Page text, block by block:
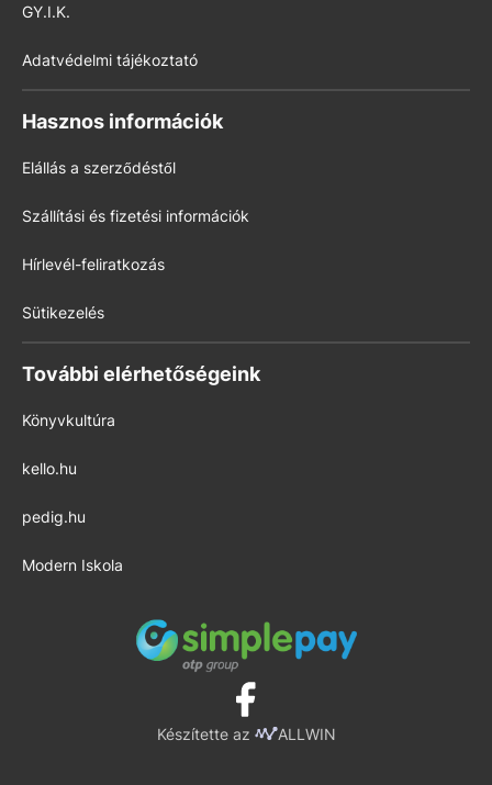
GY.I.K.
Adatvédelmi tájékoztató
Hasznos információk
Elállás a szerződéstől
Szállítási és fizetési információk
Hírlevél-feliratkozás
Sütikezelés
További elérhetőségeink
Könyvkultúra
kello.hu
pedig.hu
Modern Iskola
Készítette az ALLWIN